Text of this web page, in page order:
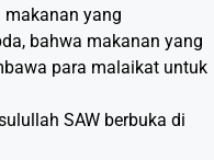
makanan yang
bahwa makanan yang
para malaikat untuk
SAW berbuka di